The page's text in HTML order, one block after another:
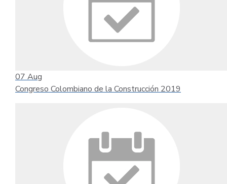
07 Aug
Congreso Colombiano de la Construcción 2019